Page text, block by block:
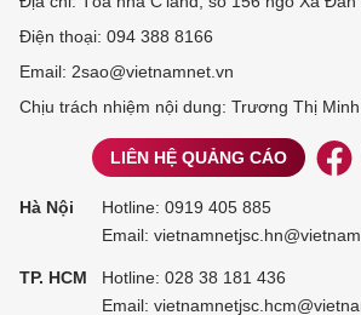
Điện thoại: 094 388 8166
Email: 2sao@vietnamnet.vn
Chịu trách nhiệm nội dung: Trương Thị
LIÊN HỆ QUẢNG CÁO
Hà Nội Hotline: 0919 405 885
Email:
TP. HCM Hotline: 028 38 181 436
Email: